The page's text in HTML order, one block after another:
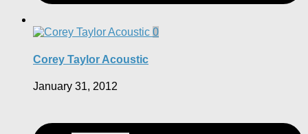
0
Corey Taylor Acoustic
January 31, 2012